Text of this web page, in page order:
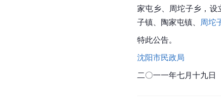
家屯乡、周坨子乡，设
子镇、陶家屯镇、 周坨
特此公告。
沈阳市民政局
二〇一一年七月十九日